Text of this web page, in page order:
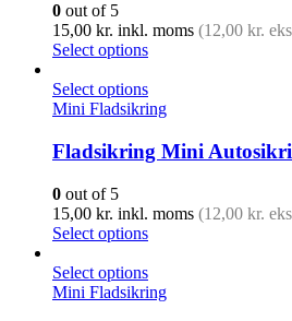
0 out of 5
15,00 kr. inkl. moms (12,00 kr.
Select options
Select options
Mini Fladsikring
Fladsikring Mini
0 out of 5
15,00 kr. inkl. moms (12,00 kr.
Select options
Select options
Mini Fladsikring